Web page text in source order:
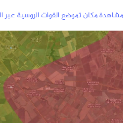
مشاهدة مكان تموضع القوات الروسية عبر